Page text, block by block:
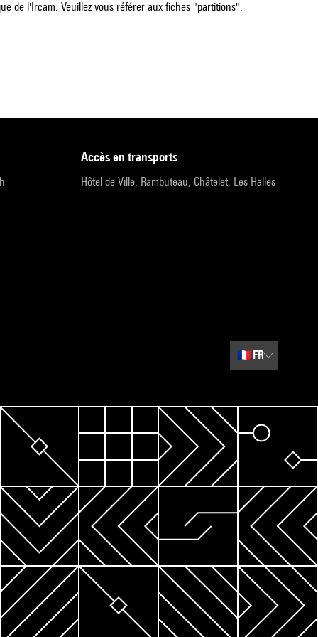
de l'Ircam. Veuillez vous référer aux fiches "partitions".
accès en transports
Hôtel de Ville, Rambuteau, Châtelet, Les Halles
🇫🇷 FR